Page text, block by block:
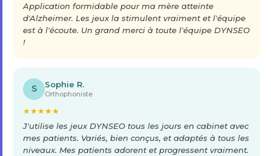
Application formidable pour ma mère atteinte
d'Alzheimer. Les jeux la stimulent vraiment et l'équipe
est à l'écoute. Un grand merci à toute l'équipe DYNSEO
!
S Sophie R.
Orthophoniste
★★★★★
J'utilise les jeux DYNSEO tous les jours en cabinet avec
mes patients. Variés, bien conçus, et adaptés à tous les
niveaux. Mes patients adorent et progressent vraiment.